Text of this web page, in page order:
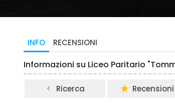
INFO RECENSIONI
Informazioni su Liceo Paritario
Ricerca Recensioni